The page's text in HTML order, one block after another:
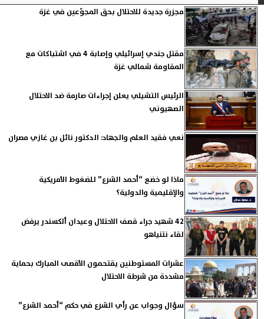
مجزرة جديدة للاحتلال بحق المجوّعين في غزة
مقتل جندي إسرائيلي وإصابة 4 في اشتباكات مع
المقاومة شمالي غزة
الرئيس التشيلي يعلن إجراءات صارمة ضد الاحتلال
الصهيوني
نعي فقيد العلم والجهاد: الدكتور نائل بن غازي مصران
ماذا لو خضع “أحمد الشرع” للضغوط الأمريكية
والإقليمية والدولية؟
42 شهيد جراء قصف الاحتلال وعيدان ألكسندر يرفض
لقاء نتنياهو
عشرات المستوطنين يقتحمون الأقصى المبارك بحماية
مشددة من شرطة الاحتلال
سؤال وجواب عن رأي الشرع في حكم “أحمد الشرع”